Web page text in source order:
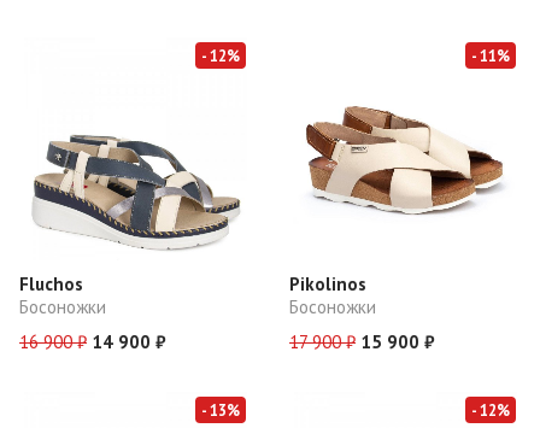
- 12%
Fluchos
Босоножки
16 900 ₽ 14 900 ₽
- 11%
Pikolinos
Босоножки
17 900 ₽ 15 900 ₽
- 13% - 12%